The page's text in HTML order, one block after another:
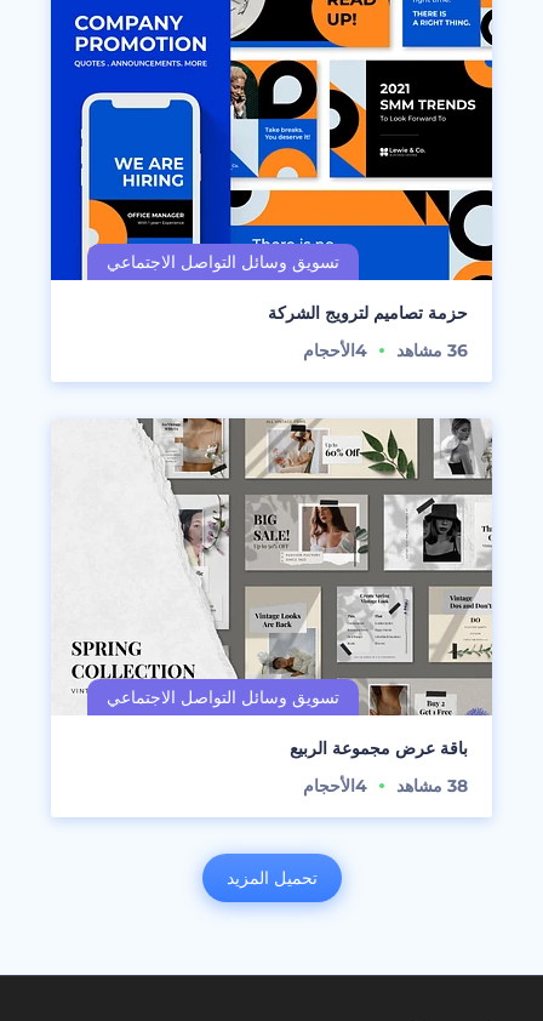
حزمة تصاميم لترويج الشركة
36 مشاهد 4الأحجام
باقة عرض مجموعة الربيع
38 مشاهد 4الأحجام
تحميل المزيد